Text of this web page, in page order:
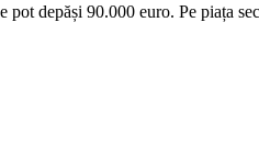
depăși 90.000 euro. Pe piața